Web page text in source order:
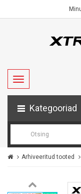
Kategooriad
Arhiveeritud tooted